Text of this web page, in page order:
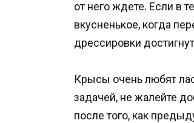
от него ждете. Если в
вкусненькое, когда
дрессировки
Крысы очень любят
задачей, не жалейте
после того, как